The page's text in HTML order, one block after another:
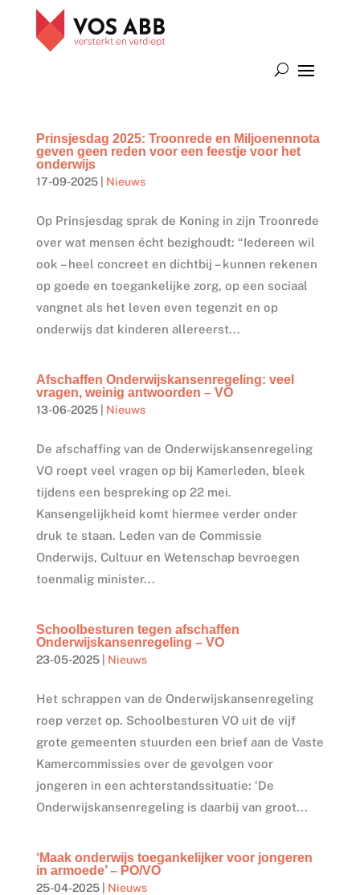
Prinsjesdag 2025: Troonrede en Miljoenennota
geven geen reden voor een feestje voor het
onderwijs
17-09-2025| Nieuws
Op Prinsjesdag sprak de Koning in zijn Troonrede
over wat mensen écht bezighoudt: “Iedereen wil
ook – heel concreet en dichtbij – kunnen rekenen
op goede en toegankelijke zorg, op een sociaal
vangnet als het leven even tegenzit en op
onderwijs dat kinderen allereerst...
Afschaffen Onderwijskansenregeling: veel
vragen, weinig antwoorden – VO
13-06-2025| Nieuws
De afschaffing van de Onderwijskansenregeling
VO roept veel vragen op bij Kamerleden, bleek
tijdens een bespreking op 22 mei.
Kansengelijkheid komt hiermee verder onder
druk te staan. Leden van de Commissie
Onderwijs, Cultuur en Wetenschap bevroegen
toenmalig minister...
Schoolbesturen tegen afschaffen
Onderwijskansenregeling – VO
23-05-2025| Nieuws
Het schrappen van de Onderwijskansenregeling
roep verzet op. Schoolbesturen VO uit de vijf
grote gemeenten stuurden een brief aan de Vaste
Kamercommissies over de gevolgen voor
jongeren in een achterstandssituatie: ‘De
Onderwijskansenregeling is daarbij van groot...
‘Maak onderwijs toegankelijker voor jongeren
in armoede’ – PO/VO
25-04-2025| Nieuws